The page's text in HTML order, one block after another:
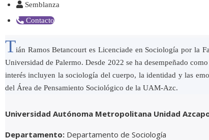
Semblanza
Contacto
Tián Ramos Betancourt es Licenciade en Sociología por la
Universidad de Palermo. Desde 2022 se ha desempeñado
interés incluyen la sociología del cuerpo, la identidad y las
del Área de Pensamiento Sociológico de la UAM-Azc.
Universidad Autónoma Metropolitana Unidad
Departamento: Departamento de Sociología